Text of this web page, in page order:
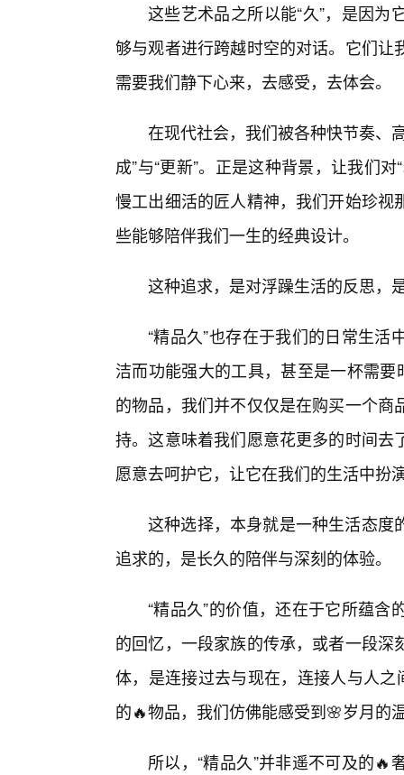
这些艺术品之所以能“久”，是因
够与观者进行跨越时空的对话。它们
需要我们静下心来，去感受，去体会。
在现代社会，我们被各种快节奏、
成”与“更新”。正是这种背景，让我们
慢工出细活的匠人精神，我们开始珍
些能够陪伴我们一生的经典设计。
这种追求，是对浮躁生活的反思，
“精品久”也存在于我们的日常生
洁而功能强大的工具，甚至是一杯需
的物品，我们并不仅仅是在购买一个
持。这意味着我们愿意花更多的时间
愿意去呵护它，让它在我们的生活中扮
这种选择，本身就是一种生活态度
追求的，是长久的陪伴与深刻的体验。
“精品久”的价值，还在于它所蕴
的回忆，一段家族的传承，或者一段
体，是连接过去与现在，连接人与人
的🔥物品，我们仿佛能感受到🌸岁月的
所以，“精品久”并非遥不可及的